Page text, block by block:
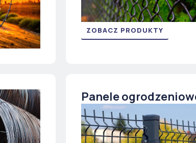
ZOBACZ PRODUKTY
Panele